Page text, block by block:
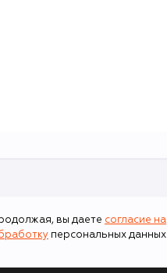
вы даете согласие на
персональных данных